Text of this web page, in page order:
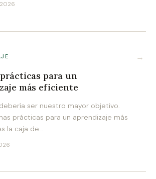
para un
más eficiente
ser nuestro mayor objetivo.
prácticas para un aprendizaje más
la caja de…
→